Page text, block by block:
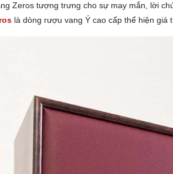
Zeros tượng trưng cho sự may mắn, lời
là dòng rượu vang Ý cao cấp thể hiện